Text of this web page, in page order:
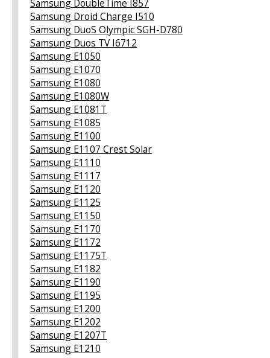
Samsung DoubleTime I857
Samsung Droid Charge I510
Samsung DuoS Olympic SGH-D780
Samsung Duos TV I6712
Samsung E1050
Samsung E1070
Samsung E1080
Samsung E1080W
Samsung E1081T
Samsung E1085
Samsung E1100
Samsung E1107 Crest Solar
Samsung E1110
Samsung E1117
Samsung E1120
Samsung E1125
Samsung E1150
Samsung E1170
Samsung E1172
Samsung E1175T
Samsung E1182
Samsung E1190
Samsung E1195
Samsung E1200
Samsung E1202
Samsung E1207T
Samsung E1210